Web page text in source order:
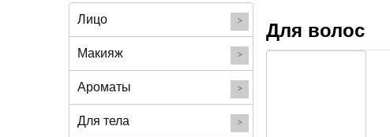
Лицо
Макияж
Ароматы
Для тела
Для волос